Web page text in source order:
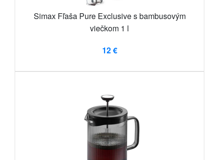
Simax Fľaša Pure Exclusive s bambusovým
viečkom 1 l
12 €